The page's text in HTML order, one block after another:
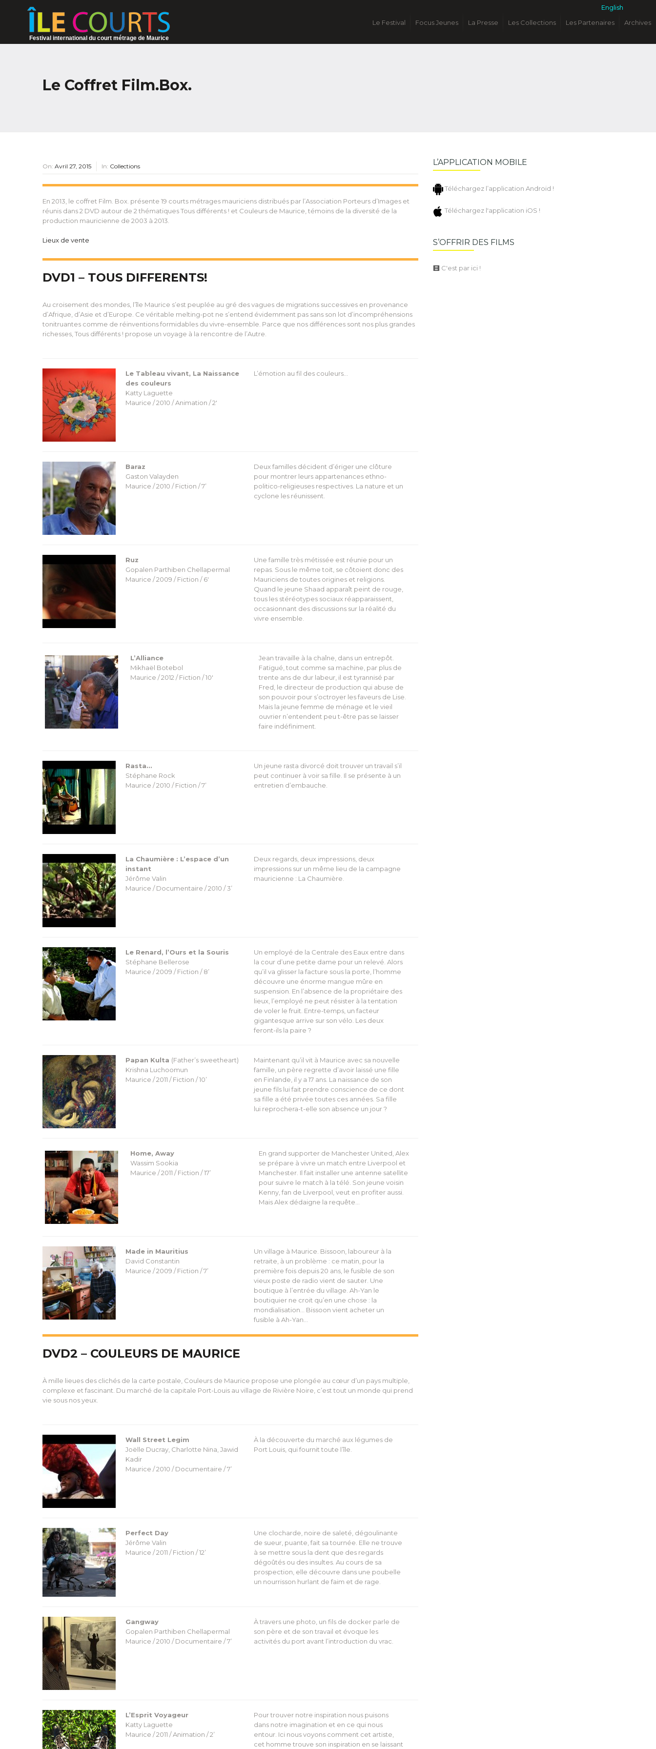
English
Festival international du court métrage de Maurice
Le Festival Focus Jeunes La Presse Les Collections Les Partenaires Archives
Le Coffret Film.Box.
On: Avril 27, 2015 In: Collections
En 2013, le coffret Film. Box. présente 19 courts métrages mauriciens distribués par l’Association Porteurs d’Images et
réunis dans 2 DVD autour de 2 thématiques Tous différents ! et Couleurs de Maurice, témoins de la diversité de la
production mauricienne de 2003 à 2013.
Lieux de vente
DVD1 – TOUS DIFFERENTS!
Au croisement des mondes, l’île Maurice s’est peuplée au gré des vagues de migrations successives en provenance
d’Afrique, d’Asie et d’Europe. Ce véritable melting-pot ne s’entend évidemment pas sans son lot d’incompréhensions
tonitruantes comme de réinventions formidables du vivre-ensemble. Parce que nos différences sont nos plus grandes
richesses, Tous différents ! propose un voyage à la rencontre de l’Autre.
Le Tableau vivant, La Naissance
des couleurs
Katty Laguette
Maurice / 2010 / Animation / 2′
L’émotion au fil des couleurs…
Baraz
Gaston Valayden
Maurice / 2010 / Fiction / 7’
Deux familles décident d’ériger une clôture
pour montrer leurs appartenances ethno-
politico-religieuses respectives. La nature et un
cyclone les réunissent.
Ruz
Gopalen Parthiben Chellapermal
Maurice / 2009 / Fiction / 6′
Une famille très métissée est réunie pour un
repas. Sous le même toit, se côtoient donc des
Mauriciens de toutes origines et religions.
Quand le jeune Shaad apparaît peint de rouge,
tous les stéréotypes sociaux réapparaissent,
occasionnant des discussions sur la réalité du
vivre ensemble.
L’Alliance
Mikhaël Botebol
Maurice / 2012 / Fiction / 10′
Jean travaille à la chaîne, dans un entrepôt.
Fatigué, tout comme sa machine, par plus de
trente ans de dur labeur, il est tyrannisé par
Fred, le directeur de production qui abuse de
son pouvoir pour s’octroyer les faveurs de Lise.
Mais la jeune femme de ménage et le vieil
ouvrier n’entendent peu t-être pas se laisser
faire indéfiniment.
Rasta…
Stéphane Rock
Maurice / 2010 / Fiction / 7’
Un jeune rasta divorcé doit trouver un travail s’il
peut continuer à voir sa fille. Il se présente à un
entretien d’embauche.
La Chaumière : L’espace d’un
instant
Jérôme Valin
Maurice / Documentaire / 2010 / 3’
Deux regards, deux impressions, deux
impressions sur un même lieu de la campagne
mauricienne : La Chaumière.
Le Renard, l’Ours et la Souris
Stéphane Bellerose
Maurice / 2009 / Fiction / 8’
Un employé de la Centrale des Eaux entre dans
la cour d’une petite dame pour un relevé. Alors
qu’il va glisser la facture sous la porte, l’homme
découvre une énorme mangue mûre en
suspension. En l’absence de la propriétaire des
lieux, l’employé ne peut résister à la tentation
de voler le fruit. Entre-temps, un facteur
gigantesque arrive sur son vélo. Les deux
feront-ils la paire ?
Papan Kulta (Father’s sweetheart)
Krishna Luchoomun
Maurice / 2011 / Fiction / 10’
Maintenant qu’il vit à Maurice avec sa nouvelle
famille, un père regrette d’avoir laissé une fille
en Finlande, il y a 17 ans. La naissance de son
jeune fils lui fait prendre conscience de ce dont
sa fille a été privée toutes ces années. Sa fille
lui reprochera-t-elle son absence un jour ?
Home, Away
Wassim Sookia
Maurice / 2011 / Fiction / 17’
En grand supporter de Manchester United, Alex
se prépare à vivre un match entre Liverpool et
Manchester. Il fait installer une antenne satellite
pour suivre le match à la télé. Son jeune voisin
Kenny, fan de Liverpool, veut en profiter aussi.
Mais Alex dédaigne la requête…
Made in Mauritius
David Constantin
Maurice / 2009 / Fiction / 7’
Un village à Maurice. Bissoon, laboureur à la
retraite, à un problème : ce matin, pour la
première fois depuis 20 ans, le fusible de son
vieux poste de radio vient de sauter. Une
boutique à l’entrée du village. Ah-Yan le
boutiquier ne croit qu’en une chose : la
mondialisation… Bissoon vient acheter un
fusible à Ah-Yan…
DVD2 – COULEURS DE MAURICE
À mille lieues des clichés de la carte postale, Couleurs de Maurice propose une plongée au cœur d’un pays multiple,
complexe et fascinant. Du marché de la capitale Port-Louis au village de Rivière Noire, c’est tout un monde qui prend
vie sous nos yeux.
Wall Street Legim
Joëlle Ducray, Charlotte Nina, Jawid
Kadir
Maurice / 2010 / Documentaire / 7’
À la découverte du marché aux légumes de
Port Louis, qui fournit toute l’île.
Perfect Day
Jérôme Valin
Maurice / 2011 / Fiction / 12’
Une clocharde, noire de saleté, dégoulinante
de sueur, puante, fait sa tournée. Elle ne trouve
à se mettre sous la dent que des regards
dégoûtés ou des insultes. Au cours de sa
prospection, elle découvre dans une poubelle
un nourrisson hurlant de faim et de rage.
Gangway
Gopalen Parthiben Chellapermal
Maurice / 2010 / Documentaire / 7’
À travers une photo, un fils de docker parle de
son père et de son travail et évoque les
activités du port avant l’introduction du vrac.
L’Esprit Voyageur
Katty Laguette
Maurice / 2011 / Animation / 2’
Pour trouver notre inspiration nous puisons
dans notre imagination et en ce qui nous
entour. Ici nous voyons comment cet artiste,
cet homme trouve son inspiration en se laissant
L’APPLICATION MOBILE
Téléchargez l’application Android !
Téléchargez l'application iOS !
S’OFFRIR DES FILMS
C'est par ici !